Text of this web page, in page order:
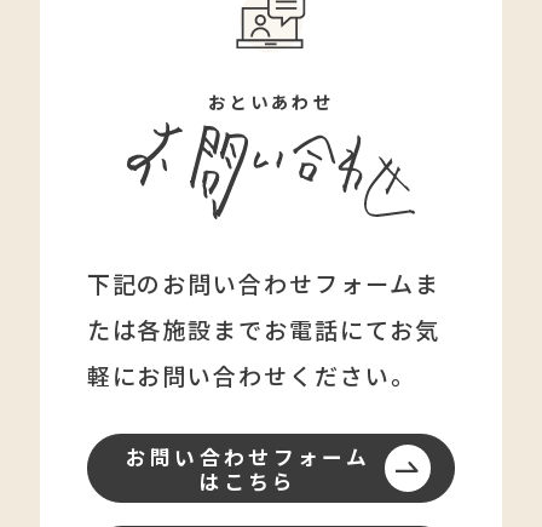
おといあわせ
下記のお問い合わせフォームま
たは各施設までお電話にてお気
軽にお問い合わせください。
お問い合わせフォーム
はこちら